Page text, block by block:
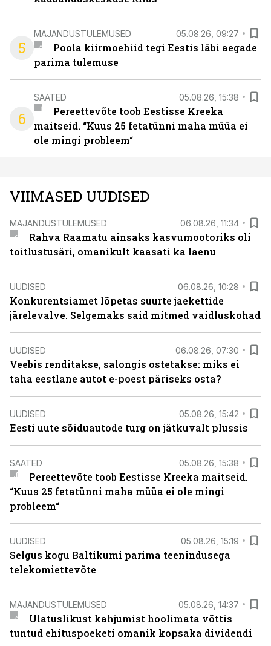
5
MAJANDUSTULEMUSED 05.08.26, 09:27
Poola kiirmoehiid tegi Eestis läbi aegade
parima tulemuse
6
SAATED 05.08.26, 15:38
Pereettevõte toob Eestisse Kreeka
maitseid. “Kuus 25 fetatünni maha müüa ei
ole mingi probleem“
VIIMASED UUDISED
MAJANDUSTULEMUSED 06.08.26, 11:34
Rahva Raamatu ainsaks kasvumootoriks oli
toitlustusäri, omanikult kaasati ka laenu
UUDISED 06.08.26, 10:28
Konkurentsiamet lõpetas suurte jaekettide
järelevalve. Selgemaks said mitmed vaidluskohad
UUDISED 06.08.26, 07:30
Veebis renditakse, salongis ostetakse: miks ei
taha eestlane autot e-poest päriseks osta?
UUDISED 05.08.26, 15:42
Eesti uute sõiduautode turg on jätkuvalt plussis
SAATED 05.08.26, 15:38
Pereettevõte toob Eestisse Kreeka maitseid.
“Kuus 25 fetatünni maha müüa ei ole mingi
probleem“
UUDISED 05.08.26, 15:19
Selgus kogu Baltikumi parima teenindusega
telekomiettevõte
MAJANDUSTULEMUSED 05.08.26, 14:37
Ulatuslikust kahjumist hoolimata võttis
tuntud ehituspoeketi omanik kopsaka dividendi